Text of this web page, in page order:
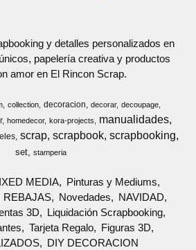
y detalles personalizados en
papelería creativa y productos
amor en El Rincon Scrap.
collection decoracion decorar
decoupage
homedecor kora-projects manualidades
scrap scrapbook scrapbooking
set stamperia
MEDIA
Pinturas y Mediums
REBAJAS Novedades
NAVIDAD
3D
Liquidación Scrapbooking
Tarjeta Regalo
Figuras 3D
DIY DECORACION